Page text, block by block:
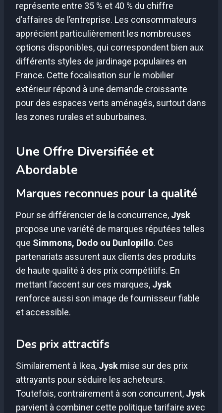
représente entre 35 % et 40 % du chiffre
d’affaires de l’entreprise. Les consommateurs
apprécient particulièrement les nombreuses
options disponibles, qui correspondent bien aux
différents styles de jardinage populaires en
France. Cette focalisation sur le mobilier
extérieur répond à une demande croissante
pour des espaces verts aménagés, surtout dans
les zones rurales et suburbaines.
Une Offre Diversifiée et
Abordable
Marques reconnues pour la qualité
Pour se différencier de la concurrence, Jysk
propose une variété de marques réputées telles
que Simmons, Dodo ou Dunlopillo. Ces
partenariats assurent aux clients des produits
de haute qualité à des prix compétitifs. En
mettant l’accent sur ces marques, Jysk
renforce aussi son image de fournisseur fiable
et accessible.
Des prix attractifs
Similairement à Ikea, Jysk mise sur des prix
attrayants pour séduire les acheteurs.
Toutefois, contrairement à son concurrent, Jysk
parvient à combiner cette politique tarifaire avec